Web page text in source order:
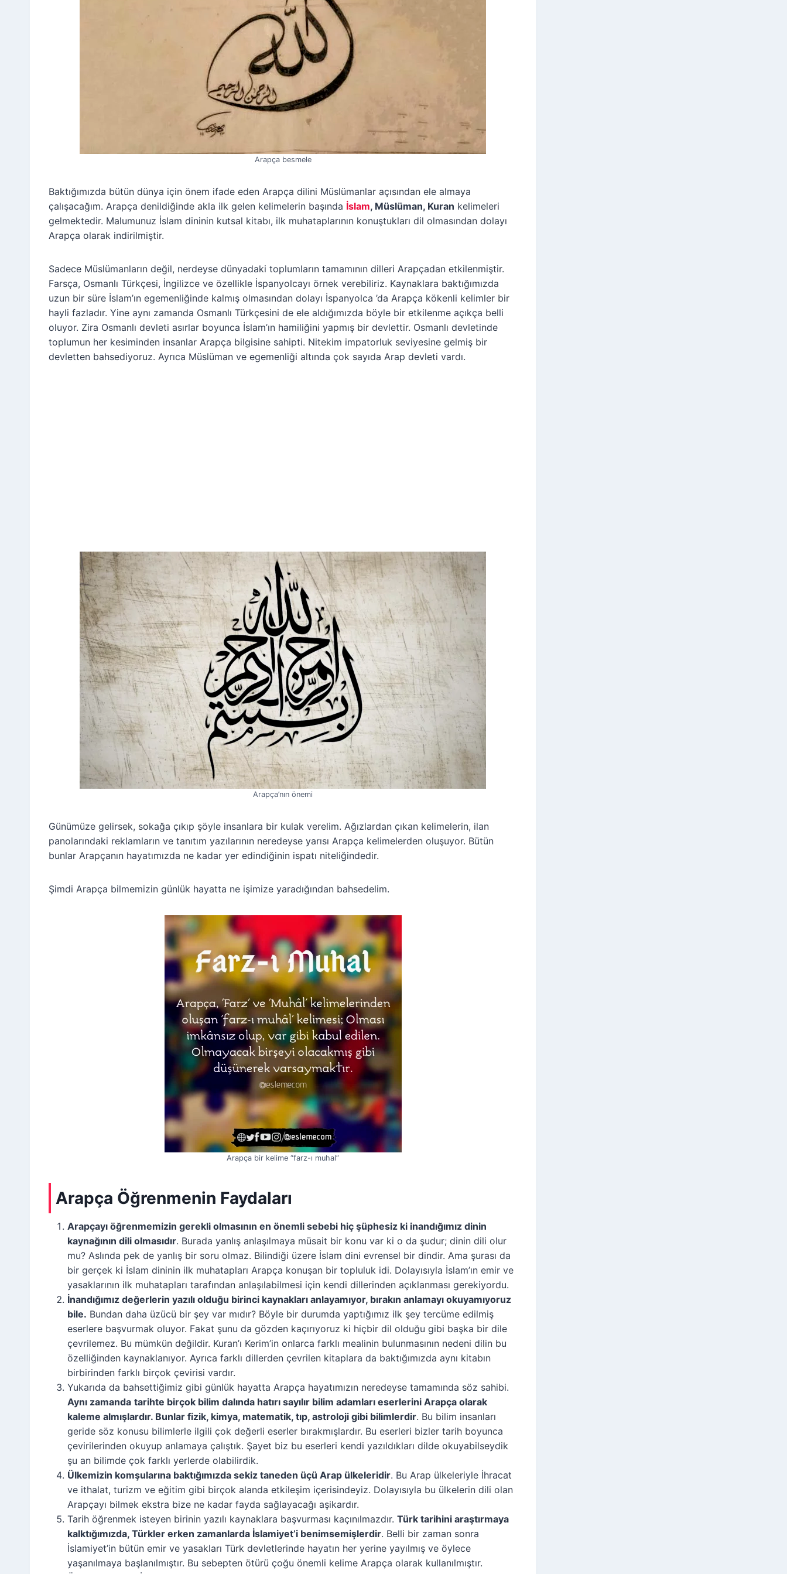
Arapça besmele
Baktığımızda bütün dünya için önem ifade eden Arapça dilini Müslümanlar açısından ele almaya
çalışacağım. Arapça denildiğinde akla ilk gelen kelimelerin başında İslam, Müslüman, Kuran kelimeleri
gelmektedir. Malumunuz İslam dininin kutsal kitabı, ilk muhataplarının konuştukları dil olmasından dolayı
Arapça olarak indirilmiştir.
Sadece Müslümanların değil, nerdeyse dünyadaki toplumların tamamının dilleri Arapçadan etkilenmiştir.
Farsça, Osmanlı Türkçesi, İngilizce ve özellikle İspanyolcayı örnek verebiliriz. Kaynaklara baktığımızda
uzun bir süre İslam’ın egemenliğinde kalmış olmasından dolayı İspanyolca ’da Arapça kökenli kelimler bir
hayli fazladır. Yine aynı zamanda Osmanlı Türkçesini de ele aldığımızda böyle bir etkilenme açıkça belli
oluyor. Zira Osmanlı devleti asırlar boyunca İslam’ın hamiliğini yapmış bir devlettir. Osmanlı devletinde
toplumun her kesiminden insanlar Arapça bilgisine sahipti. Nitekim impatorluk seviyesine gelmiş bir
devletten bahsediyoruz. Ayrıca Müslüman ve egemenliği altında çok sayıda Arap devleti vardı.
Arapça’nın önemi
Günümüze gelirsek, sokağa çıkıp şöyle insanlara bir kulak verelim. Ağızlardan çıkan kelimelerin, ilan
panolarındaki reklamların ve tanıtım yazılarının neredeyse yarısı Arapça kelimelerden oluşuyor. Bütün
bunlar Arapçanın hayatımızda ne kadar yer edindiğinin ispatı niteliğindedir.
Şimdi Arapça bilmemizin günlük hayatta ne işimize yaradığından bahsedelim.
Arapça bir kelime “farz-ı muhal”
Arapça Öğrenmenin Faydaları
Arapçayı öğrenmemizin gerekli olmasının en önemli sebebi hiç şüphesiz ki inandığımız dinin
kaynağının dili olmasıdır. Burada yanlış anlaşılmaya müsait bir konu var ki o da şudur; dinin dili olur
mu? Aslında pek de yanlış bir soru olmaz. Bilindiği üzere İslam dini evrensel bir dindir. Ama şurası da
bir gerçek ki İslam dininin ilk muhatapları Arapça konuşan bir topluluk idi. Dolayısıyla İslam’ın emir ve
yasaklarının ilk muhatapları tarafından anlaşılabilmesi için kendi dillerinden açıklanması gerekiyordu.
İnandığımız değerlerin yazılı olduğu birinci kaynakları anlayamıyor, bırakın anlamayı okuyamıyoruz
bile. Bundan daha üzücü bir şey var mıdır? Böyle bir durumda yaptığımız ilk şey tercüme edilmiş
eserlere başvurmak oluyor. Fakat şunu da gözden kaçırıyoruz ki hiçbir dil olduğu gibi başka bir dile
çevrilemez. Bu mümkün değildir. Kuran’ı Kerim’in onlarca farklı mealinin bulunmasının nedeni dilin bu
özelliğinden kaynaklanıyor. Ayrıca farklı dillerden çevrilen kitaplara da baktığımızda aynı kitabın
birbirinden farklı birçok çevirisi vardır.
Yukarıda da bahsettiğimiz gibi günlük hayatta Arapça hayatımızın neredeyse tamamında söz sahibi.
Aynı zamanda tarihte birçok bilim dalında hatırı sayılır bilim adamları eserlerini Arapça olarak
kaleme almışlardır. Bunlar fizik, kimya, matematik, tıp, astroloji gibi bilimlerdir. Bu bilim insanları
geride söz konusu bilimlerle ilgili çok değerli eserler bırakmışlardır. Bu eserleri bizler tarih boyunca
çevirilerinden okuyup anlamaya çalıştık. Şayet biz bu eserleri kendi yazıldıkları dilde okuyabilseydik
şu an bilimde çok farklı yerlerde olabilirdik.
Ülkemizin komşularına baktığımızda sekiz taneden üçü Arap ülkeleridir. Bu Arap ülkeleriyle İhracat
ve ithalat, turizm ve eğitim gibi birçok alanda etkileşim içerisindeyiz. Dolayısıyla bu ülkelerin dili olan
Arapçayı bilmek ekstra bize ne kadar fayda sağlayacağı aşikardır.
Tarih öğrenmek isteyen birinin yazılı kaynaklara başvurması kaçınılmazdır. Türk tarihini araştırmaya
kalktığımızda, Türkler erken zamanlarda İslamiyet’i benimsemişlerdir. Belli bir zaman sonra
İslamiyet’in bütün emir ve yasakları Türk devletlerinde hayatın her yerine yayılmış ve öylece
yaşanılmaya başlanılmıştır. Bu sebepten ötürü çoğu önemli kelime Arapça olarak kullanılmıştır.